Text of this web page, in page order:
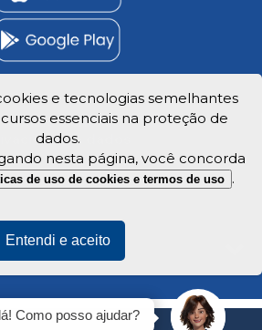
Conosco
e dados
site
e tecnologias semelhantes
essenciais na proteção de
dados.
nesta página, você concorda
de uso de cookies e termos de uso .
Entendi e aceito
Como posso ajudar?